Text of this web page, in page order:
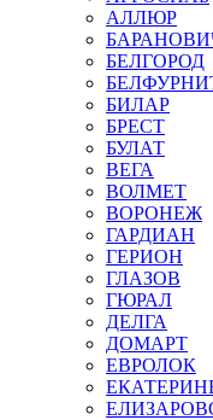
АЛЛЮР
БЕЛГОРОД
БИЛАР
БРЕСТ
БУЛАТ
ВЕГА
ВОЛМЕТ
ВОРОНЕЖ
ГАРДИАН
ГЕРИОН
ГЛАЗОВ
ГЮРАЛ
ДЕЛГА
ДОМАРТ
ЕВРОЛОК